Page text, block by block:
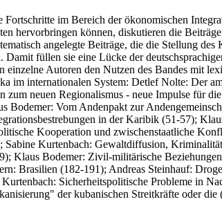
im Bereich der ökonomischen
hervorbringen können, diskutieren die
angelegte Beiträge, die die Stellung
füllen sie eine Lücke der
Autoren den Nutzen des Bandes mit
im internationalen System: Detlef Nolte: Der
neuen Regionalismus - neue Impulse für
Bodemer: Vom Andenpakt zur
in der Karibik (51-57);
Kooperation und zwischenstaatliche
Kurtenbach: Gewaltdiffusion,
Klaus Bodemer: Zivil-militärische
Brasilien (182-191); Andreas Steinhauf:
Sicherheitspolitische Probleme in
der kubanischen Streitkräfte oder